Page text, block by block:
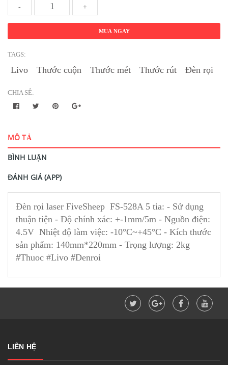
- +
MUA NGAY
TAGS:
Livo Thước cuộn Thước mét Thước rút Đèn rọi
CHIA SẺ:
MÔ TẢ
BÌNH LUẬN
ĐÁNH GIÁ (APP)
Đèn rọi laser FiveSheep FS-528A 5 tia: - Sử dụng
thuận tiện - Độ chính xác: +-1mm/5m - Nguồn điện:
4.5V Nhiệt độ làm việc: -10°C~+45°C - Kích thước
sản phẩm: 140mm*220mm - Trọng lượng: 2kg
#Thuoc #Livo #Denroi
LIÊN HỆ